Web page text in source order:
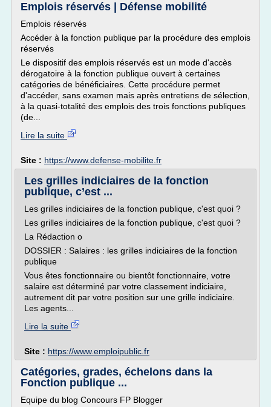
Emplois réservés | Défense mobilité
Emplois réservés
Accéder à la fonction publique par la procédure des emplois
réservés
Le dispositif des emplois réservés est un mode d'accès
dérogatoire à la fonction publique ouvert à certaines
catégories de bénéficiaires. Cette procédure permet
d'accéder, sans examen mais après entretiens de sélection,
à la quasi-totalité des emplois des trois fonctions publiques
(de...
Lire la suite
Site : https://www.defense-mobilite.fr
Les grilles indiciaires de la fonction
publique, c’est ...
Les grilles indiciaires de la fonction publique, c'est quoi ?
Les grilles indiciaires de la fonction publique, c'est quoi ?
La Rédaction o
DOSSIER : Salaires : les grilles indiciaires de la fonction
publique
Vous êtes fonctionnaire ou bientôt fonctionnaire, votre
salaire est déterminé par votre classement indiciaire,
autrement dit par votre position sur une grille indiciaire.
Les agents...
Lire la suite
Site : https://www.emploipublic.fr
Catégories, grades, échelons dans la
Fonction publique ...
Equipe du blog Concours FP Blogger